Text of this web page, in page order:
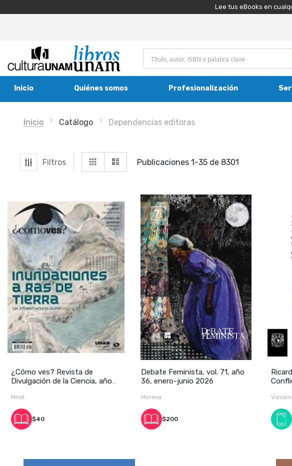
Lee tus eBooks en
Inicio Quiénes somos Profesionalización
Inicio Catálogo Dependencias editoras
Filtros
Ver
como
Grilla ListaPublicaciones 1-35 de 8301
¿Cómo ves? Revista de
Divulgación de la Ciencia, año
Miret
$40
Debate Feminista, vol. 71, año
36, enero-junio 2026
Morena
$200